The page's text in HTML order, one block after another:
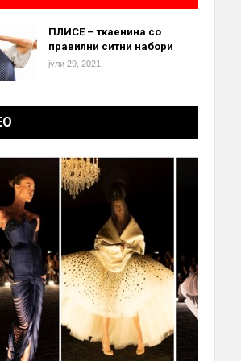
ПЛИСЕ – ткаенина со
правилни ситни набори
јули 29, 2021